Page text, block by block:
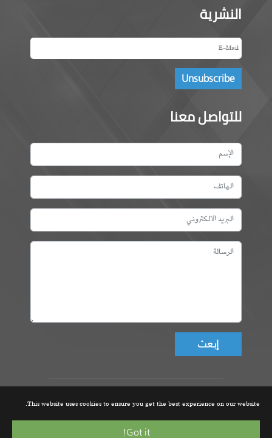
This website uses cookies to ensure you get the best experience on our website.
Got it!
النشرية
للتواصل معنا
تصميم و تطوير الموقع من قبل